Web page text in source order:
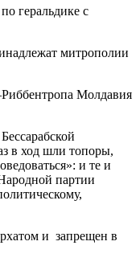
геральдике с
митрополии
Молдавия
в ход шли топоры,
и те и
партии
и запрещен в